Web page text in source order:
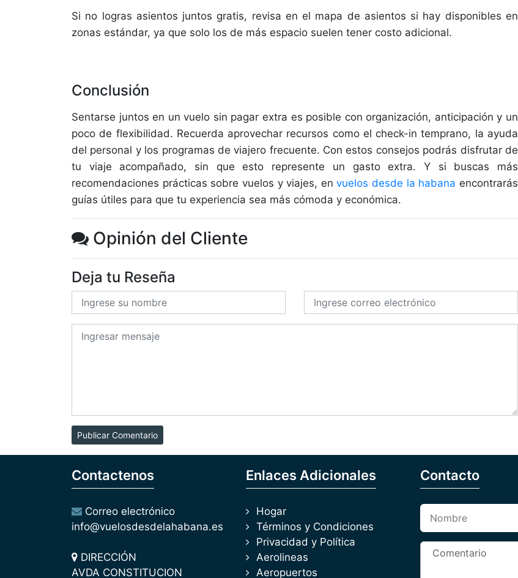
Si no logras asientos juntos gratis, revisa en el mapa de asientos si hay disponibles en
zonas estándar, ya que solo los de más espacio suelen tener costo adicional.
Conclusión
Sentarse juntos en un vuelo sin pagar extra es posible con organización, anticipación y un
poco de flexibilidad. Recuerda aprovechar recursos como el check-in temprano, la ayuda
del personal y los programas de viajero frecuente. Con estos consejos podrás disfrutar de
tu viaje acompañado, sin que esto represente un gasto extra. Y si buscas más
recomendaciones prácticas sobre vuelos y viajes, envuelos desde la habana encontrarás
guías útiles para que tu experiencia sea más cómoda y económica.
Opinión del Cliente
Deja tu Reseña
Publicar Comentario
Contactenos
Correo electrónico
info@vuelosdesdelahabana.es
DIRECCIÓN
AVDA CONSTITUCION
Enlaces Adicionales
Hogar
Términos y Condiciones
Privacidad y Política
Aerolineas
Aeropuertos
Contacto